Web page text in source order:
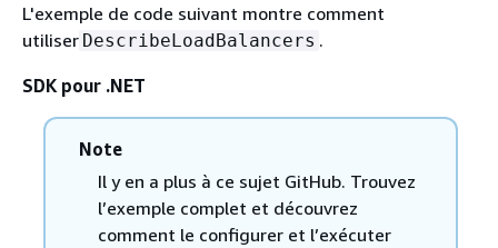
L'exemple de code suivant montre comment
utiliser DescribeLoadBalancers .
SDK pour .NET
Note
Il y en a plus à ce sujet GitHub. Trouvez
l’exemple complet et découvrez
comment le configurer et l’exécuter